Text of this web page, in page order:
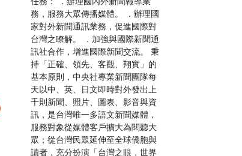
務，服務大眾傳播媒體。 ．辦理國
家對外新聞通訊業務，促進國際對
台灣之瞭解。 ．加強與國際新聞通
訊社合作，增進國際新聞交流。 秉
持「正確、領先、客觀、翔實」的
基本原則，中央社專業新聞團隊每
天以中、英、日文即時對外發出上
千則新聞、照片、圖表、影音與資
訊，是台灣唯一多語文新聞媒體，
服務對象從媒體客戶擴大為閱聽大
眾；從台灣民眾延伸至全球僑胞與
讀者，充分扮演「台灣之眼，世界